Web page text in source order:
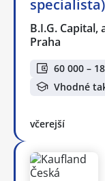
specialista)
B.I.G. Capital,
Praha
60 000 –
Vhodné
včerejší